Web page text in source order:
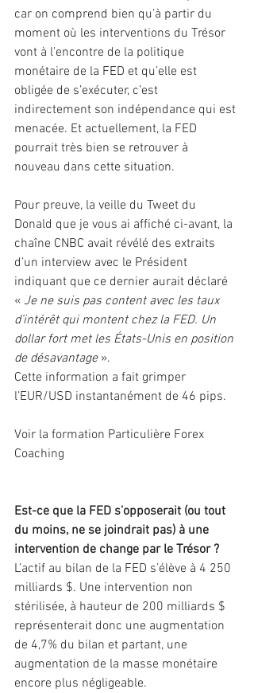
car on comprend bien qu’à partir du
moment où les interventions du Trésor
vont à l’encontre de la politique
monétaire de la FED et qu’elle est
obligée de s’exécuter, c’est
indirectement son indépendance qui est
menacée. Et actuellement, la FED
pourrait très bien se retrouver à
nouveau dans cette situation.
Pour preuve, la veille du Tweet du
Donald que je vous ai affiché ci-avant, la
chaîne CNBC avait révélé des extraits
d’un interview avec le Président
indiquant que ce dernier aurait déclaré
« Je ne suis pas content avec les taux
d’intérêt qui montent chez la FED. Un
dollar fort met les États-Unis en position
de désavantage ».
Cette information a fait grimper
l’EUR/USD instantanément de 46 pips.
Voir la formation Particulière Forex
Coaching
Est-ce que la FED s’opposerait (ou tout
du moins, ne se joindrait pas) à une
intervention de change par le Trésor ?
L’actif au bilan de la FED s’élève à 4 250
milliards $. Une intervention non
stérilisée, à hauteur de 200 milliards $
représenterait donc une augmentation
de 4,7% du bilan et partant, une
augmentation de la masse monétaire
encore plus négligeable.